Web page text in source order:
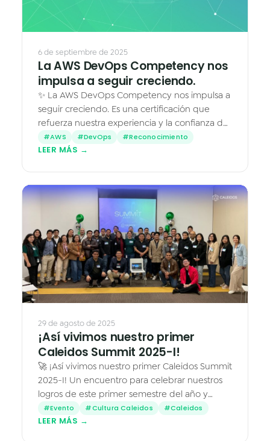
6 de septiembre de 2025
La AWS DevOps Competency nos
impulsa a seguir creciendo.
✨ La AWS DevOps Competency nos impulsa a
seguir creciendo. Es una certificación que
refuerza nuestra experiencia y la confianza de
quienes trabajan con nosotros. Para Caleidos,
abre puertas a un…
#AWS #DevOps #Reconocimiento
LEER MÁS →
4+ fotos
29 de agosto de 2025
¡Así vivimos nuestro primer
Caleidos Summit 2025-I!
🚀 ¡Así vivimos nuestro primer Caleidos Summit
2025-I! Un encuentro para celebrar nuestros
logros de este primer semestre del año y
recordar lo que nos inspira cada día: crecer,
innovar y disfrutar…
#Evento #Cultura Caleidos #Caleidos
LEER MÁS →